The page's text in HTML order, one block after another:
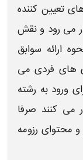
تعیین کننده
می رود و نقش
ارائه سوابق
های فردی می
ورود به رشته
می کنند صرفا
و محتوای رزومه